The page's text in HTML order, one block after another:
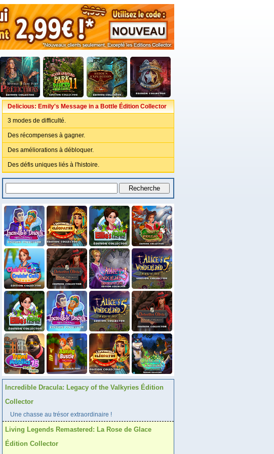
Delicious: Emily's Message in a Bottle Édition Collector
3 modes de difficulté.
Des récompenses à gagner.
Des améliorations à débloquer.
Des défis uniques liés à l'histoire.
Incredible Dracula: Legacy of the Valkyries Édition
Collector
Une chasse au trésor extraordinaire !
Living Legends Remastered: La Rose de Glace
Édition Collector